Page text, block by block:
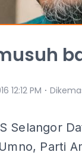
12:12 PM ⋅
Selangor
Parti